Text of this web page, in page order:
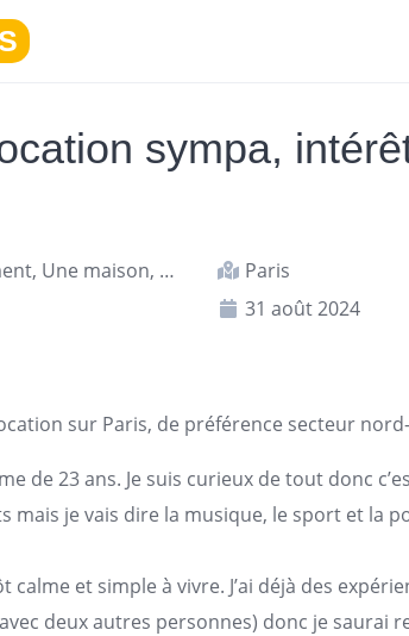
sympa,
Studio ou T1
Paris
31 août 2024
sur Paris, de préférence secteur
de 23 ans. Je suis curieux de tout donc
mais je vais dire la musique, le sport et la
et simple à vivre. J’ai déjà des
deux autres personnes) donc je saurai